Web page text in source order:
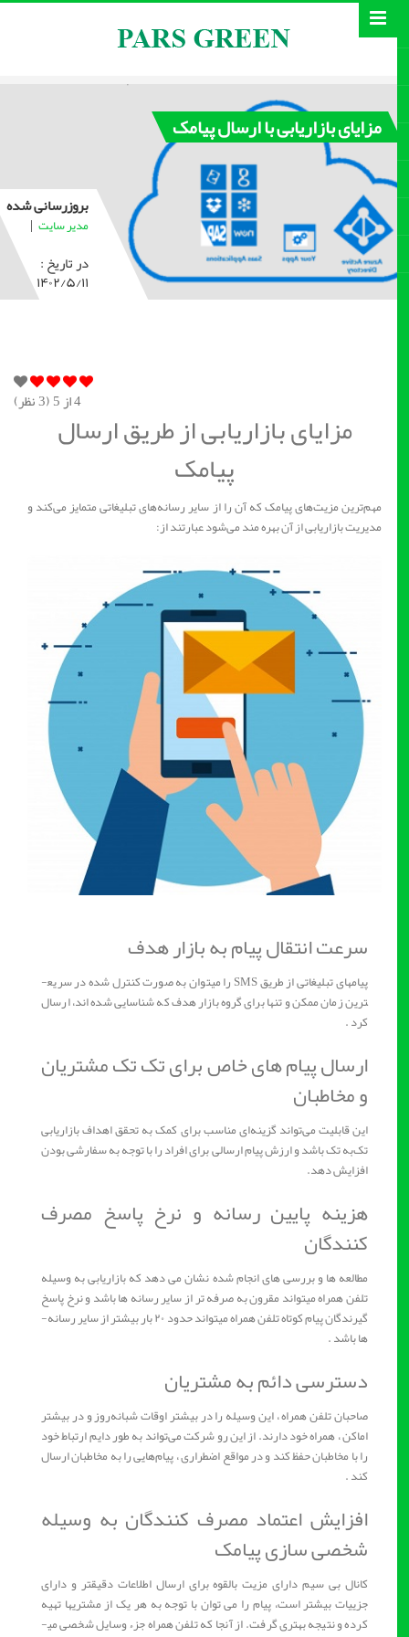
مزایای بازاریابی با ارسال پیامک
بروزرسانی شده
مدیر سایت |
در تاریخ :
۱۴۰۲/۵/۱۱
از 5 ( 3نظر)
مزایای بازاریابی از طریق ارسال
پیامک
مهم‌‌‌‌‌‌‌‌‌ترین مزیت‌‌‌‌‌‌‌‌‌های پیامک که آن را از سایر رسانه‌‌‌‌‌‌‌‌‌های تبلیغاتی متمایز می‌‌‌‌‌‌‌‌‌کند و
مدیریت بازاریابی از آن بهره‌‌‌‌‌‌‌‌‌ مند می‌‌‌‌‌‌‌‌‌شود عبارتند از:
سرعت انتقال پیام به بازار هدف
پیام­های تبلیغاتی از طریق SMS را می­توان به صورت کنترل شده در سریع­
ترین زمان ممکن و تنها برای گروه بازار هدف که شناسایی شده­ اند، ارسال
کرد .
ارسال پیام ­های خاص برای تک ‌تک مشتریان
و مخاطبان
این قابلیت می‌تواند گزینه‌ای مناسب برای کمک به تحقق اهداف بازاریابی
تک‌به تک باشد ‌و ارزش پیام ارسالی برای افراد را با توجه به سفارشی بودن
افزایش ‌‌‌‌‌‌‌‌‌دهد.
هزینه پایین رسانه و نرخ پاسخ مصرف
کنندگان
مطالعه­ ها و بررسی های انجام شده نشان می دهد که بازاریابی به وسیله
تلفن همراه می­تواند مقرون به صرفه ­تر از سایر رسانه­ ها باشد و نرخ پاسخ
گیرندگان پیام کوتاه تلفن همراه می­تواند حدود ۲۰ بار بیشتر از سایر رسانه­
ها باشد .
دسترسی دائم به مشتریان
صاحبان تلفن ‌‌‌‌‌‌‌‌‌همراه ، این وسیله را در بیشتر اوقات شبانه‌‌‌‌‌‌‌‌‌روز و در بیشتر
اماکن ، همراه خود دارند. از این رو شرکت می‌‌‌‌‌‌‌‌‌تواند به طور دایم ارتباط خود
را با مخاطبان حفظ کند و در مواقع اضطراری ، پیام‌‌‌‌‌‌‌‌‌هایی را به مخاطبان ارسال
کند .
افزایش اعتماد مصرف کنندگان به وسیله
شخصی سازی پیامک
کانال بی سیم دارای مزیت بالقوه برای ارسال اطلاعات دقیق­تر و دارای
جزییات بیشتر است، پیام را می توان با توجه به هر یک از مشتری­ها تهیه
کرده و نتیجه بهتری گرفت. از آنجا که تلفن همراه جزء وسایل شخصی می­